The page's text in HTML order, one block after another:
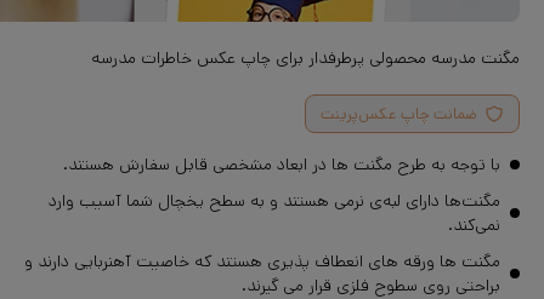
مگنت مدرسه محصولی پرطرفدار برای چاپ عکس خاطرات مدرسه
ضمانت چاپ عکس‌پرینت
با توجه به طرح مگنت ها در ابعاد مشخصی قابل سفارش هستند.
مگنت‌ها دارای لبه‌ی نرمی هستند و به سطح یخچال شما آسیب وارد
نمی‌کند.
مگنت ها ورقه های انعطاف پذیری هستند که خاصیت آهنربایی دارند و
براحتی روی سطوح فلزی قرار می گیرند.